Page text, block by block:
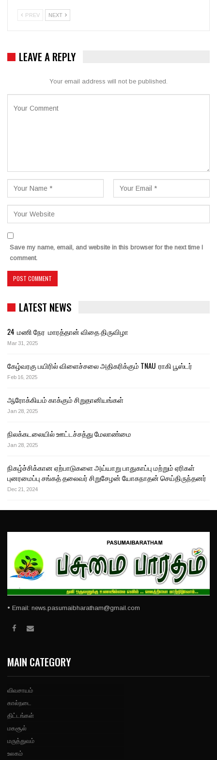
PREV NEXT
LEAVE A REPLY
Your email address will not be published.
Save my name, email, and website in this browser for the next time I
comment.
LATEST NEWS
24 மணி நேர மாரத்தான் விதை திருவிழா
Mar 31, 2025
கேழ்வரகு பயிரில் விளைச்சலை அதிகரிக்கும் TNAU ராகி பூஸ்டர்
Feb 16, 2025
ஆரோக்கியம் காக்கும் சிறுதானியங்கள்
Jan 28, 2025
நிலக்கடலையில் ஊட்டச்சத்து மேலாண்மை
Jan 28, 2025
நிகழ்ச்சிக்கான ஏற்பாடுகளை அய்யாறு பாதுகாப்பு மற்றும் ஏரிகள்
புனரமைப்பு சங்கத் தலைவர் சிறுசேழன் யோகநாதன் செய்திருந்தனர்
Dec 21, 2024
• Email: news.pasumaibharatham@gmail.com
MAIN CATEGORY
விவசாயம்
கால்நடை
திட்டங்கள்
மகசூல்
மருத்துவம்
உலகம்